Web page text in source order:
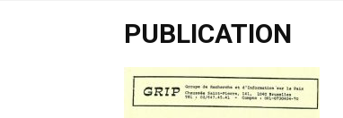
PUBLICATION